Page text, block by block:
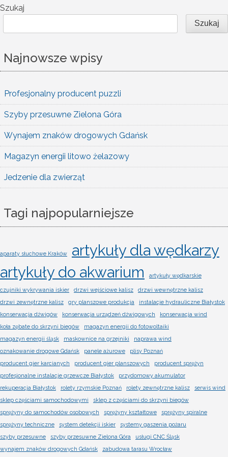
Szukaj
Szukaj
Najnowsze wpisy
Profesjonalny producent puzzli
Szyby przesuwne Zielona Góra
Wynajem znaków drogowych Gdańsk
Magazyn energii litowo żelazowy
Jedzenie dla zwierząt
Tagi najpopularniejsze
aparaty słuchowe Kraków
artykuły dla wędkarzy
artykuły do akwarium
artykuły wędkarskie
czujniki wykrywania iskier drzwi wejściowe kalisz
drzwi wewnętrzne kalisz
drzwi zewnętrzne kalisz
gry planszowe produkcja
instalacje hydrauliczne Białystok
konserwacja dźwigów
konserwacja urządzeń dźwigowych
konserwacja wind
koła zębate do skrzyni biegów
magazyn energii do fotowoltaiki
magazyn energii śląsk
maskownice na grzejniki
naprawa wind
oznakowanie drogowe Gdańsk
panele ażurowe
plisy Poznań
producent gier karcianych
producent gier planszowych
producent sprężyn
profesjonalne instalacje grzewcze Białystok
przydomowy akumulator
rekuperacja Białystok
rolety rzymskie Poznań rolety zewnętrzne kalisz
serwis wind
sklep częściami samochodowymi
sklep z częściami do skrzyni biegów
sprężyny do samochodów osobowych
sprężyny kształtowe
sprężyny spiralne
sprężyny techniczne
system detekcji iskier
systemy gaszenia pożaru
szyby przesuwne
szyby przesuwne Zielona Góra
usługi CNC Śląsk
wynajem znaków drogowych Gdańsk
zabudowa tarasu Wrocław